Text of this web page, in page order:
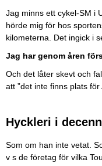
Jag minns ett cykel-SM i
hörde mig för hos
kilometerna. Det ingick i
Jag har genom åren
Och det låter skevt och
att ”det inte finns plats
Hyckleri i
Som om han inte vetat.
v s de företag för vilka